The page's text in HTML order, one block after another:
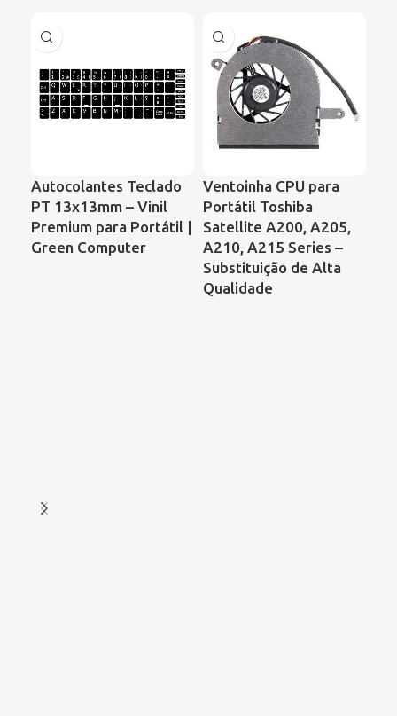
Autocolantes Teclado
PT 13x13mm – Vinil
Premium para Portátil |
Green Computer
Ventoinha CPU para
Portátil Toshiba
Satellite A200, A205,
A210, A215 Series –
Substituição de Alta
Qualidade